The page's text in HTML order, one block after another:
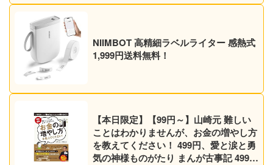
NIIMBOT 高精細ラベルライター 感熱式
1,999円送料無料！
【本日限定】【99円～】山崎元 難しい
ことはわかりませんが、お金の増やし方
を教えてください！ 499円、愛と涙と勇
気の神様ものがたり まんが古事記 499円